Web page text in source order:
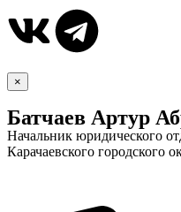
×
Батчаев Артур
Начальник юридического
Карачаевского городского